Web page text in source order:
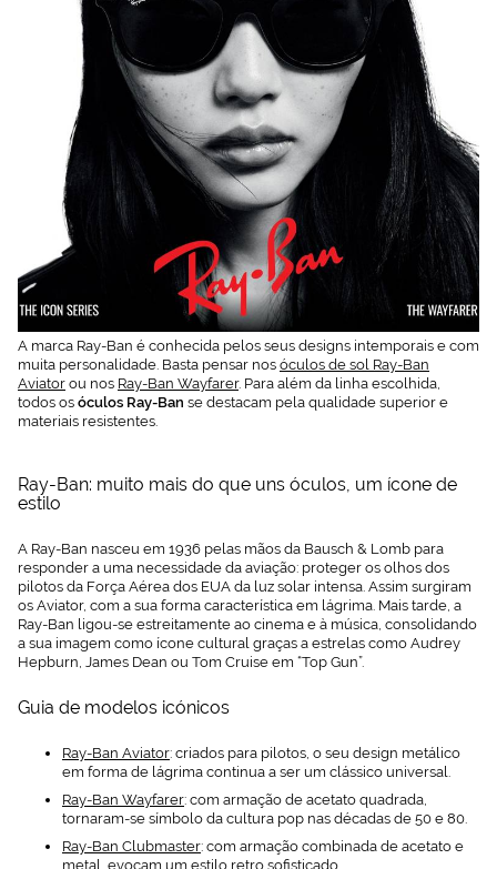
A marca Ray-Ban é conhecida pelos seus designs intemporais e com
muita personalidade. Basta pensar nos óculos de sol Ray-Ban
Aviator ou nos Ray-Ban Wayfarer. Para além da linha escolhida,
todos os óculos Ray-Ban se destacam pela qualidade superior e
materiais resistentes.
Ray-Ban: muito mais do que uns óculos, um ícone de
estilo
A Ray-Ban nasceu em 1936 pelas mãos da Bausch & Lomb para
responder a uma necessidade da aviação: proteger os olhos dos
pilotos da Força Aérea dos EUA da luz solar intensa. Assim surgiram
os Aviator, com a sua forma característica em lágrima. Mais tarde, a
Ray-Ban ligou-se estreitamente ao cinema e à música, consolidando
a sua imagem como ícone cultural graças a estrelas como Audrey
Hepburn, James Dean ou Tom Cruise em “Top Gun”.
Guia de modelos icónicos
Ray-Ban Aviator: criados para pilotos, o seu design metálico
em forma de lágrima continua a ser um clássico universal.
Ray-Ban Wayfarer: com armação de acetato quadrada,
tornaram-se símbolo da cultura pop nas décadas de 50 e 80.
Ray-Ban Clubmaster: com armação combinada de acetato e
metal, evocam um estilo retro sofisticado